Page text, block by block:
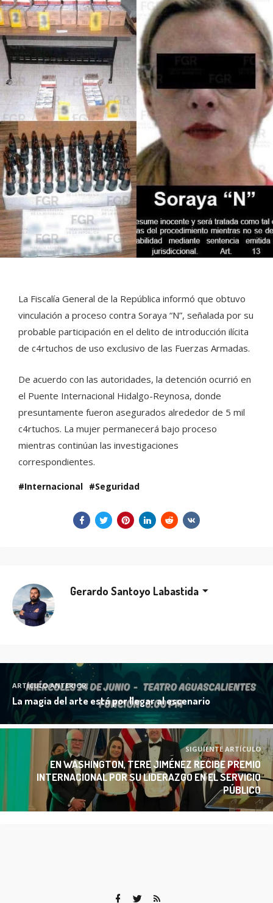
La Fiscalía General de la República informó que obtuvo
vinculación a proceso contra Soraya “N”, señalada por su
probable participación en el delito de introducción ilícita
de c4rtuchos de uso exclusivo de las Fuerzas Armadas.
De acuerdo con las autoridades, la detención ocurrió en
el Puente Internacional Hidalgo-Reynosa, donde
presuntamente fueron asegurados alrededor de 5 mil
c4rtuchos. La mujer permanecerá bajo proceso
mientras continúan las investigaciones
correspondientes.
Internacional Seguridad
Gerardo Santoyo Labastida
ARTÍCULO ANTERIOR
La magia del arte está por llegar al escenario
SIGUIENTE ARTÍCULO
EN WASHINGTON, TERE JIMÉNEZ RECIBE PREMIO
INTERNACIONAL POR SU LIDERAZGO EN EL SERVICIO
PÚBLICO